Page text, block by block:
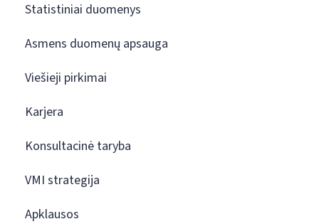
Statistiniai duomenys
Asmens duomenų apsauga
Viešieji pirkimai
Karjera
Konsultacinė taryba
VMI strategija
Apklausos